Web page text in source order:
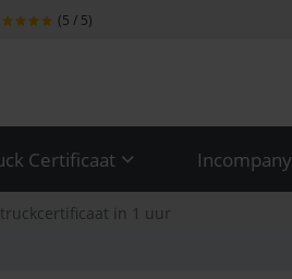
(5 / 5)
Certificaat Incompany
in 1 uur